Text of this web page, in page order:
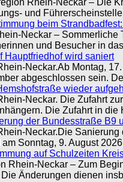
und
beim
Neckar –
und Besucher in
Hauptfriedhof wird saniert
Neckar.Ab Montag,
abgeschlossen sein.
wieder
Neckar. Die Zufahrt
Die Zufahrt in die
der Bundesstraße B9
Neckar.Die
Sonntag, 9. August
auf Schulzeiten
Rhein-Neckar – Zum
Änderungen dienen